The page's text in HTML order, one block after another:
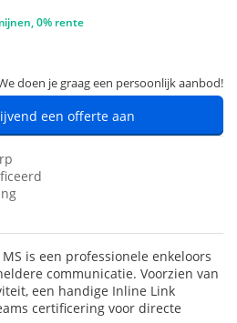
0% rente
doen je graag een persoonlijk aanbod!
een offerte aan
is een professionele enkeloors
communicatie. Voorzien van
een handige Inline Link
certificering voor directe